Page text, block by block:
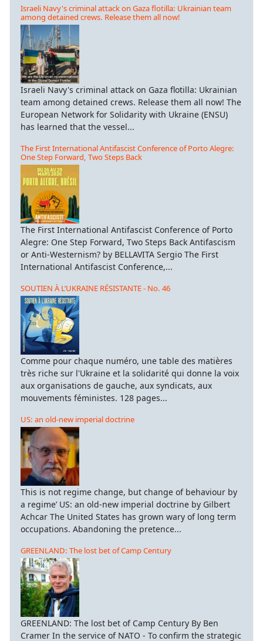
Israeli Navy's criminal attack on Gaza flotilla: Ukrainian team
among detained crews. Release them all now!
Israeli Navy's criminal attack on Gaza flotilla: Ukrainian
team among detained crews. Release them all now! The
European Network for Solidarity with Ukraine (ENSU)
has learned that the vessel...
The First International Antifascist Conference of Porto Alegre:
One Step Forward, Two Steps Back
The First International Antifascist Conference of Porto
Alegre: One Step Forward, Two Steps Back Antifascism
or Anti-Westernism? by BELLAVITA Sergio The First
International Antifascist Conference,...
SOUTIEN À L’UKRAINE RÉSISTANTE - No. 46
Comme pour chaque numéro, une table des matières
très riche sur l'Ukraine et la solidarité qui donne la voix
aux organisations de gauche, aux syndicats, aux
mouvements féministes. 128 pages...
US: an old-new imperial doctrine
This is not regime change, but change of behaviour by
a regime’ US: an old-new imperial doctrine by Gilbert
Achcar The United States has grown wary of long term
occupations. Abandoning the pretence...
GREENLAND: The lost bet of Camp Century
GREENLAND: The lost bet of Camp Century By Ben
Cramer In the service of NATO - To confirm the strategic